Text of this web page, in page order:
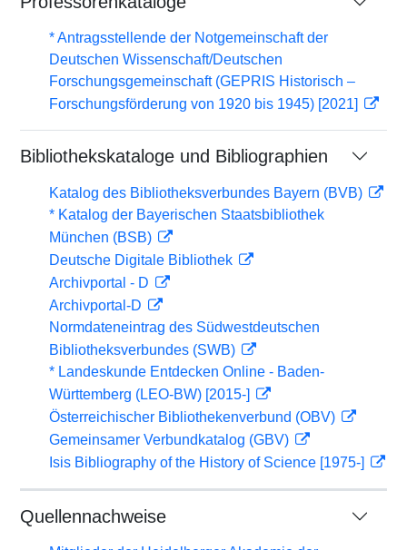
* Antragsstellende der Notgemeinschaft der
Deutschen Wissenschaft/Deutschen
Forschungsgemeinschaft (GEPRIS Historisch –
Forschungsförderung von 1920 bis 1945) [2021]
Bibliothekskataloge und Bibliographien
Katalog des Bibliotheksverbundes Bayern (BVB)
* Katalog der Bayerischen Staatsbibliothek
München (BSB)
Deutsche Digitale Bibliothek
Archivportal - D
Archivportal-D
Normdateneintrag des Südwestdeutschen
Bibliotheksverbundes (SWB)
* Landeskunde Entdecken Online - Baden-
Württemberg (LEO-BW) [2015-]
Österreichischer Bibliothekenverbund (OBV)
Gemeinsamer Verbundkatalog (GBV)
Isis Bibliography of the History of Science [1975-]
Quellennachweise